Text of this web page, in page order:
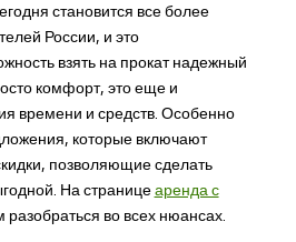
становится все более
России, и это
взять на прокат надежный
комфорт, это еще и
времени и средств. Особенно
которые включают
позволяющие сделать
На страницеаренда с
разобраться во всех нюансах.